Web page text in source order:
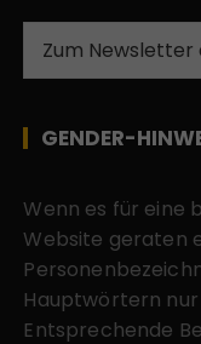
Zum Newsletter
GENDER-
Wenn es für eine
Website geraten
Hauptwörtern
Entsprechende